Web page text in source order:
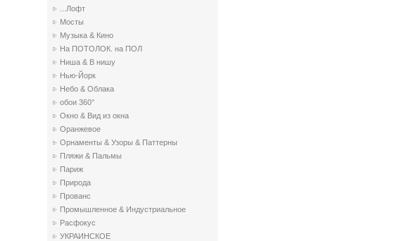
...Лофт
Мосты
Музыка & Кино
На ПОТОЛОК. на ПОЛ
Ниша & В нишу
Нью-Йорк
Небо & Облака
обои 360°
Окно & Вид из окна
Оранжевое
Орнаменты & Узоры & Паттерны
Пляжи & Пальмы
Париж
Природа
Прованс
Промышленное & Индустриальное
Расфокус
УКРАИНСКОЕ